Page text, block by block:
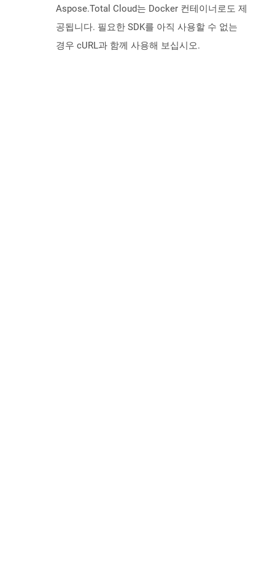
Aspose.Total Cloud는 Docker 컨테이너로도 제
공됩니다. 필요한 SDK를 아직 사용할 수 없는
경우 cURL과 함께 사용해 보십시오.